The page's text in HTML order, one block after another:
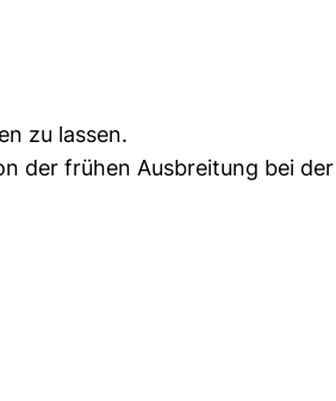
zu lassen.
der frühen Ausbreitung bei